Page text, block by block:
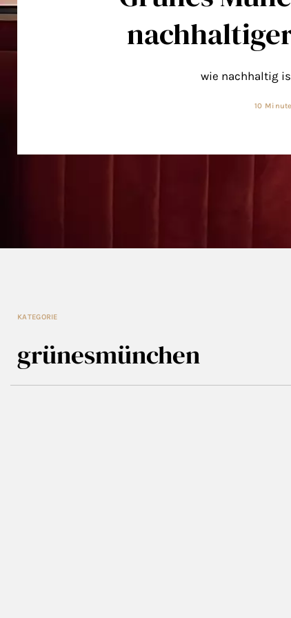
wie nachhaltig
10
KATEGORIE
grünesmünchen